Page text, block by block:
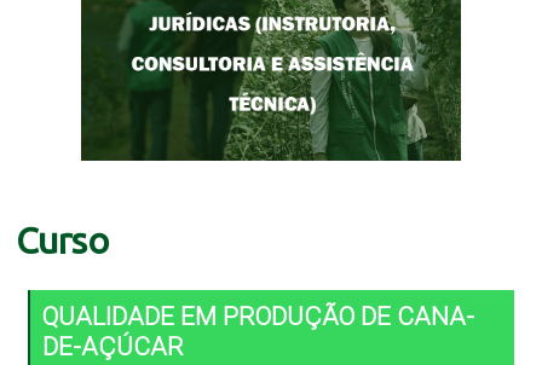
Curso
QUALIDADE EM PRODUÇÃO DE CANA-
DE-AÇÚCAR